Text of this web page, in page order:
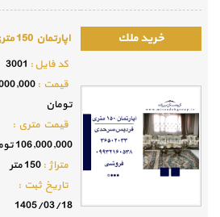
اپارتمان 150 متری فردیس
جزئيات بيشتر
قيمت :15,900,000,000
تومان
قيمت متري :
106,000,000 تومان
متراژ :150 متر
1405/03/18